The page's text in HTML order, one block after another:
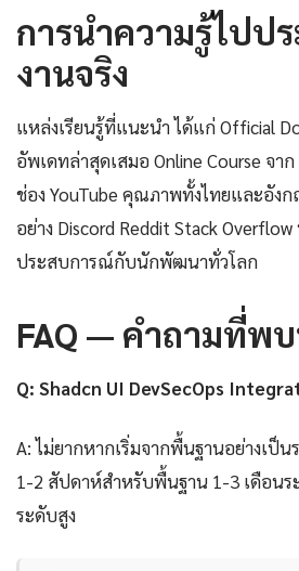
การนำความรู้ไปป
งานจริง
แหล่งเรียนรู้ที่แนะนำ ได้แก่ Official
อัพเดทล่าสุดเสมอ Online Course จาก
ช่อง YouTube คุณภาพทั้งไทยและอัง
อย่าง Discord Reddit Stack
ประสบการณ์กับนักพัฒนาทั่วโลก
FAQ — คำถามที่พ
Q: Shadcn UI DevSecOps
A: ไม่ยากหากเริ่มจากพื้นฐานอย่างเป็
1-2 สัปดาห์สำหรับพื้นฐาน 1-3 เดือนร
ระดับสูง